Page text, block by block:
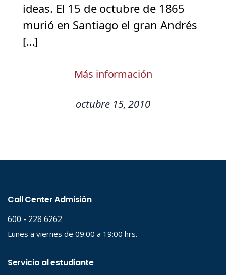
ideas. El 15 de octubre de 1865
murió en Santiago el gran Andrés
[…]
Más información
octubre 15, 2010